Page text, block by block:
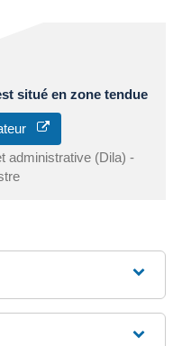
situé en zone tendue
administrative (Dila) -